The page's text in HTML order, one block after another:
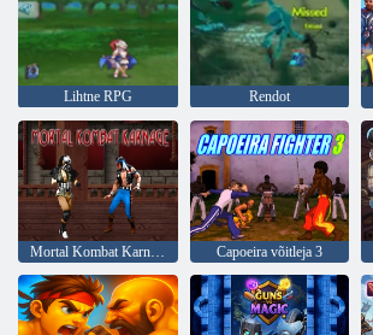
Lihtne RPG Rendot
Mortal Kombat Karnage Capoeira võitleja 3